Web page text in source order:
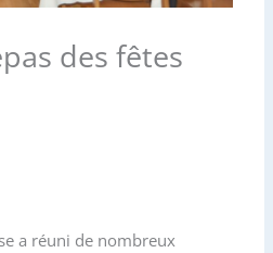
des fêtes
a réuni de nombreux